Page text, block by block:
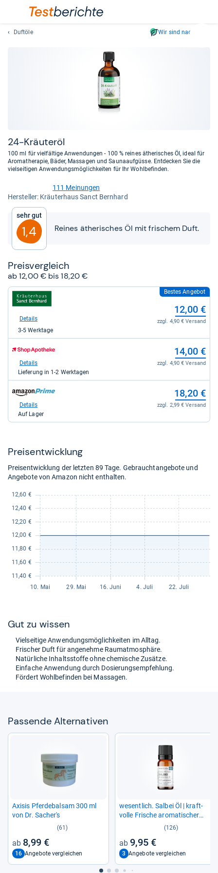
und
lassen
Duftöle Wir sind nachhaltig
24-​Kräu­teröl
100 ml für vielfältige Anwendungen - 100 % reines ätherisches Öl, ideal für
Aromatherapie, Bäder, Massagen und Saunaaufgüsse. Entdecken Sie die
vielseitigen Anwendungsmöglichkeiten für Ihr Wohlbefinden.
von
Sternen
111 Meinungen
Her­stel­ler: Kräuterhaus Sanct Bernhard
Sehr gut
1,4 Reines ätherisches Öl mit frischem Duft.
Preis­ver­gleich
ab 12,00 € bis 18,20 €
zum
Shop:
Kräuterhaus
Bernhard
für
12,00
Bestes Angebot
12,00 €
zzgl. 4,90 € Versand
Details
3-5 Werktage
Shop:
Shop
für
kaufen.
14,00 €
zzgl. 4,90 € Versand
Details
Lieferung in 1-2 Werktagen
zum
Shop:
Amazon.de
18,20 €
zzgl. 2,99 € Versand
Details
Auf Lager
Preis­ent­wick­lung
Preisentwicklung der letzten 89 Tage. Gebrauchtangebote und
Angebote von Amazon nicht enthalten.
Gut zu wis­sen
Viel­sei­tige Anwen­dungs­mög­lich­kei­ten im All­tag.
Fri­scher Duft für ange­nehme Raum­at­mo­sphäre.
Natür­li­che Inhaltss­toffe ohne che­mi­sche Zusätze.
Ein­fa­che Anwen­dung durch Dosie­rungs­emp­feh­lung.
För­dert Wohl­be­fin­den bei Mas­sa­gen.
Pas­sende Alter­na­ti­ven
Axi­sis Pfer­de­bal­sam 300 ml
von Dr. Sacher's
(61)
8,99 €
16 Angebote vergleichen
wesent­lich. Sal­bei Öl | kraft­
volle Fri­sche aro­ma­ti­scher
Kräu­ter | 100% natur­rei­nes,
äthe­ri­sches Öl | Glas­fla­sche
(10ml)
(126)
9,95 €
3 Angebote vergleichen